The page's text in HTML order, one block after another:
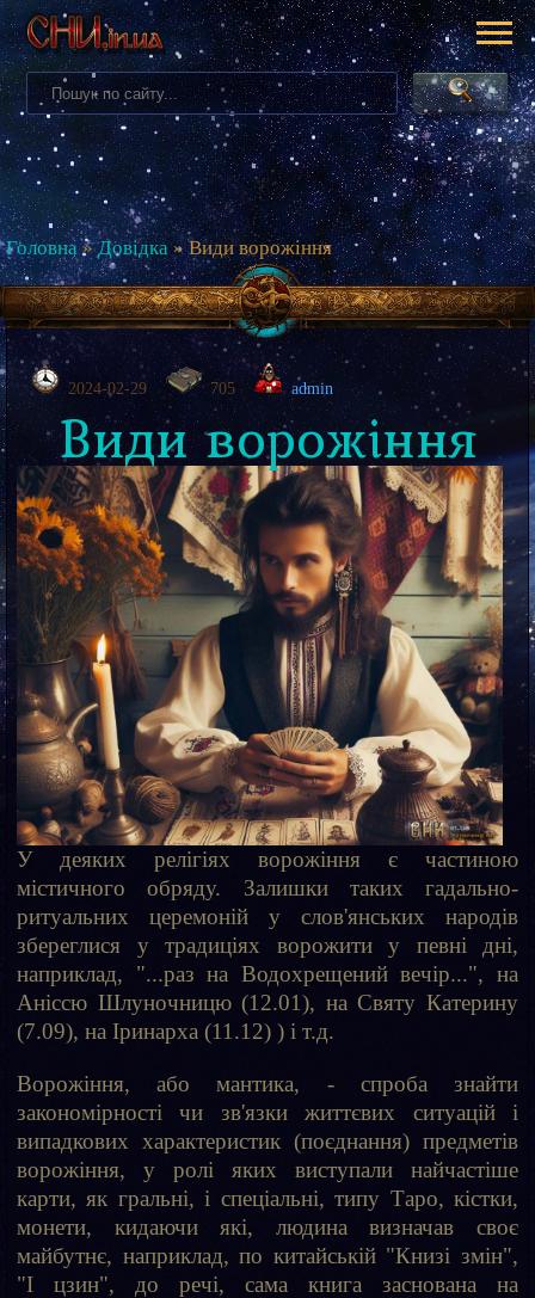
Головна»Довідка» Види ворожіння
2024-02-29 705 admin
Види ворожіння
У деяких релігіях ворожіння є частиною
містичного обряду. Залишки таких гадально-
ритуальних церемоній у слов'янських народів
збереглися у традиціях ворожити у певні дні,
наприклад, "...раз на Водохрещений вечір...", на
Аніссю Шлуночницю (12.01), на Святу Катерину
(7.09), на Іринарха (11.12) ) і т.д.
Ворожіння, або мантика, - спроба знайти
закономірності чи зв'язки життєвих ситуацій і
випадкових характеристик (поєднання) предметів
ворожіння, у ролі яких виступали найчастіше
карти, як гральні, і спеціальні, типу Таро, кістки,
монети, кидаючи які, людина визначав своє
майбутнє, наприклад, по китайській "Книзі змін",
"І цзин", до речі, сама книга заснована на